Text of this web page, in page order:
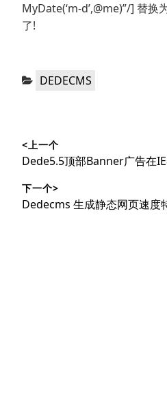
MyDate(‘m-d’,@me)”/] 替
了!
分
DEDECMS
章
导
航
<上一个
上
文
章：
Dede5.5顶部Banner广告在
下一个>
下
Dedecms 生成静态网页速度